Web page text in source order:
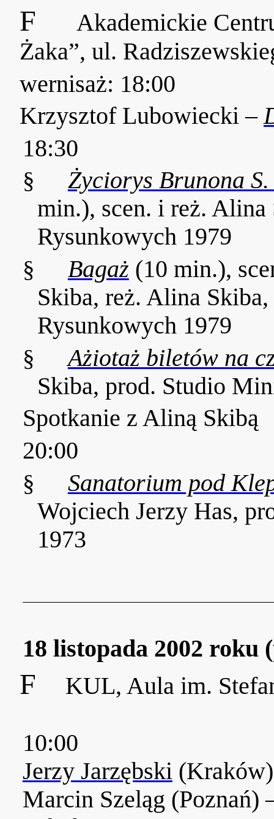
F
Akademickie
Żaka”, ul.
wernisaż: 18:00
Krzysztof Lubowiecki –
18:30
§
Życiorys Brunona
min.), scen. i reż.
Rysunkowych 1979
§ Bagaż (10 min.),
Skiba, reż. Alina
Rysunkowych 1979
§
Ażiotaż biletów na
Skiba, prod. Studio
Spotkanie z Aliną Skibą
20:00
§
Sanatorium pod
Wojciech Jerzy Has,
1973
18 listopada 2002 roku
F KUL, Aula im.
10:00
Jerzy Jarzębski
Marcin Szeląg (Poznań)